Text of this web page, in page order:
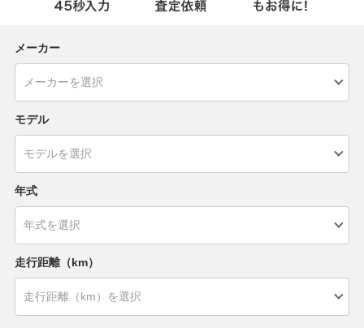
メーカー
モデル
年式
走行距離（km）